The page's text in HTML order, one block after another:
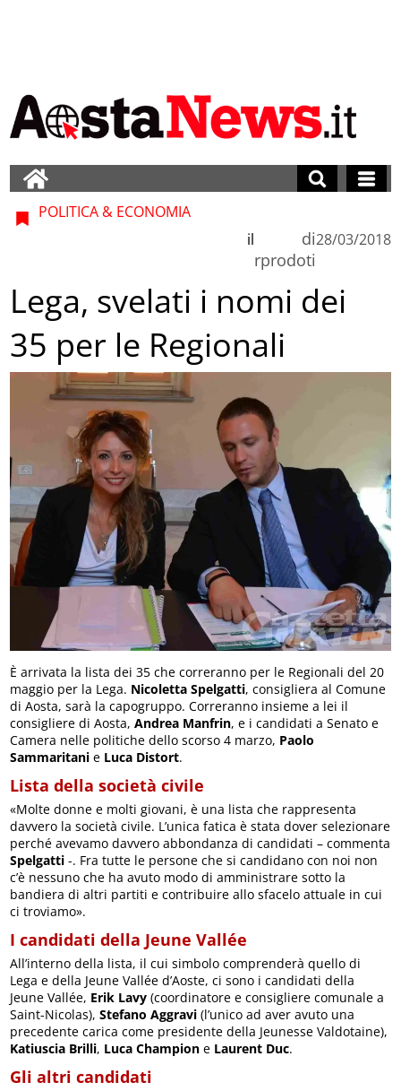
POLITICA & ECONOMIA
di
rprodoti
il 28/03/2018
Lega, svelati i nomi dei
35 per le Regionali
È arrivata la lista dei 35 che correranno per le Regionali del 20
maggio per la Lega. Nicoletta Spelgatti, consigliera al Comune
di Aosta, sarà la capogruppo. Correranno insieme a lei il
consigliere di Aosta,Andrea Manfrin, e i candidati a Senato e
Camera nelle politiche dello scorso 4 marzo, Paolo
Sammaritani e Luca Distort.
Lista della società civile
«Molte donne e molti giovani, è una lista che rappresenta
davvero la società civile. L’unica fatica è stata dover selezionare
perché avevamo davvero abbondanza di candidati – commenta
Spelgatti -. Fra tutte le persone che si candidano con noi non
c’è nessuno che ha avuto modo di amministrare sotto la
bandiera di altri partiti e contribuire allo sfacelo attuale in cui
ci troviamo».
I candidati della Jeune Vallée
All’interno della lista, il cui simbolo comprenderà quello di
Lega e della Jeune Vallée d’Aoste, ci sono i candidati della
Jeune Vallée, Erik Lavy (coordinatore e consigliere comunale a
Saint-Nicolas),Stefano Aggravi (l’unico ad aver avuto una
precedente carica come presidente della Jeunesse Valdotaine),
Katiuscia Brilli, Luca Champion e Laurent Duc.
Gli altri candidati